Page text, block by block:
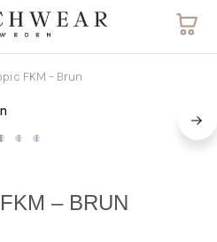
FKM – Brun
– BRUN